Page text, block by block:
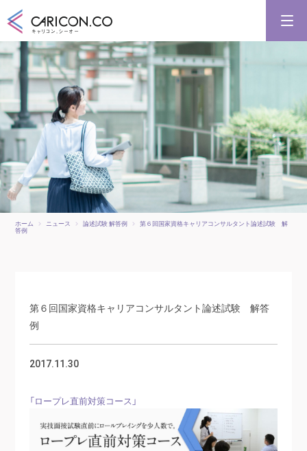
キャリアコンサルタント養成講習
キャリアコンサルタント更新講習
合格講座
キャリコンシーオーとは
キャリアコンサルタントとは
ホーム ニュース 論述試験 解答例 第６回国家資格キャリアコンサルタント論述試験 解
答例
第６回国家資格キャリアコンサルタント論述試験 解答
例
2017.11.30
「ロープレ直前対策コース」